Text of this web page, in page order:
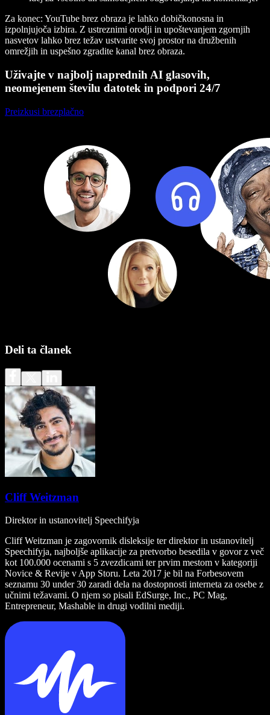
Za konec: YouTube brez obraza je lahko dobičkonosna in
izpolnjujoča izbira. Z ustreznimi orodji in upoštevanjem zgornjih
nasvetov lahko brez težav ustvarite svoj prostor na družbenih
omrežjih in uspešno zgradite kanal brez obraza.
Uživajte v najbolj naprednih AI glasovih,
neomejenem številu datotek in podpori 24/7
Preizkusi brezplačno
Deli ta članek
Cliff Weitzman
Direktor in ustanovitelj Speechifyja
Cliff Weitzman je zagovornik disleksije ter direktor in ustanovitelj
Speechifyja, najboljše aplikacije za pretvorbo besedila v govor z več
kot 100.000 ocenami s 5 zvezdicami ter prvim mestom v kategoriji
Novice & Revije v App Storu. Leta 2017 je bil na Forbesovem
seznamu 30 under 30 zaradi dela na dostopnosti interneta za osebe z
učnimi težavami. O njem so pisali EdSurge, Inc., PC Mag,
Entrepreneur, Mashable in drugi vodilni mediji.